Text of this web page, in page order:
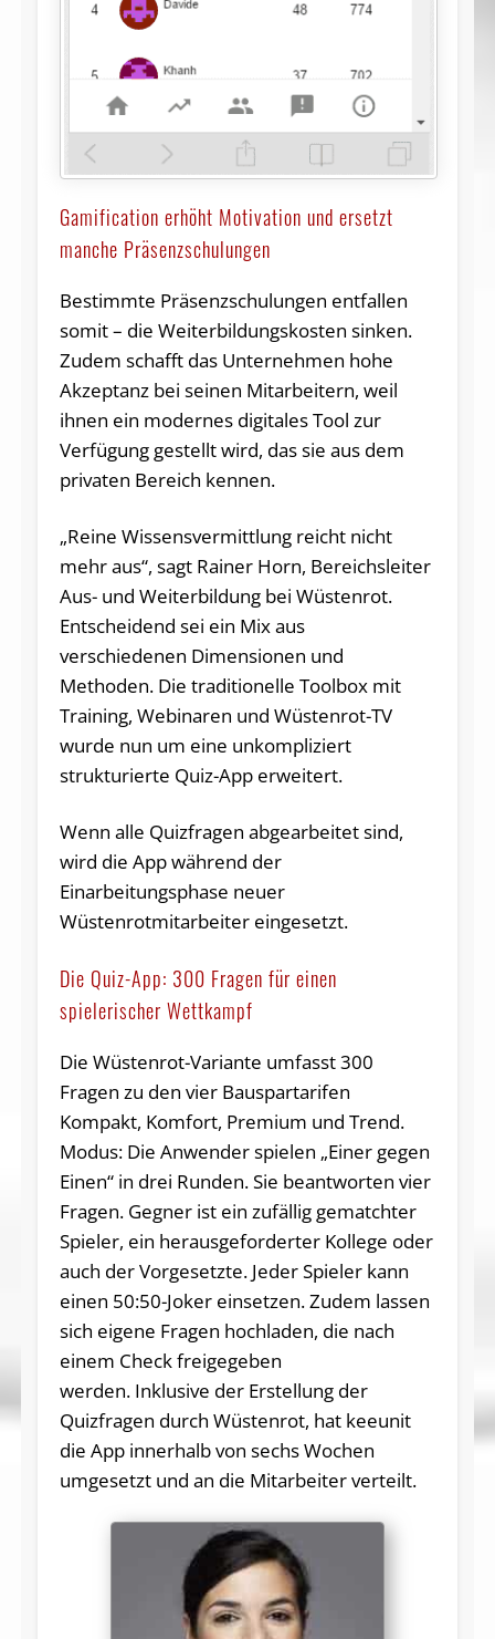
Gamification erhöht Motivation und ersetzt
manche Präsenzschulungen
Bestimmte Präsenzschulungen entfallen
somit – die Weiterbildungskosten sinken.
Zudem schafft das Unternehmen hohe
Akzeptanz bei seinen Mitarbeitern, weil
ihnen ein modernes digitales Tool zur
Verfügung gestellt wird, das sie aus dem
privaten Bereich kennen.
„Reine Wissensvermittlung reicht nicht
mehr aus“, sagt Rainer Horn, Bereichsleiter
Aus- und Weiterbildung bei Wüstenrot.
Entscheidend sei ein Mix aus
verschiedenen Dimensionen und
Methoden. Die traditionelle Toolbox mit
Training, Webinaren und Wüstenrot-TV
wurde nun um eine unkompliziert
strukturierte Quiz-App erweitert.
Wenn alle Quizfragen abgearbeitet sind,
wird die App während der
Einarbeitungsphase neuer
Wüstenrotmitarbeiter eingesetzt.
Die Quiz-App: 300 Fragen für einen
spielerischer Wettkampf
Die Wüstenrot-Variante umfasst 300
Fragen zu den vier Bauspartarifen
Kompakt, Komfort, Premium und Trend.
Modus: Die Anwender spielen „Einer gegen
Einen“ in drei Runden. Sie beantworten vier
Fragen. Gegner ist ein zufällig gematchter
Spieler, ein herausgeforderter Kollege oder
auch der Vorgesetzte. Jeder Spieler kann
einen 50:50-Joker einsetzen. Zudem lassen
sich eigene Fragen hochladen, die nach
einem Check freigegeben
werden. Inklusive der Erstellung der
Quizfragen durch Wüstenrot, hat keeunit
die App innerhalb von sechs Wochen
umgesetzt und an die Mitarbeiter verteilt.